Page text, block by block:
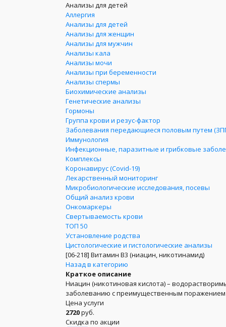
Анализы для детей
Аллергия
Анализы для детей
Анализы для женщин
Анализы для мужчин
Анализы кала
Анализы мочи
Анализы при беременности
Анализы спермы
Биохимические анализы
Генетические анализы
Гормоны
Группа крови и резус-фактор
Заболевания передающиеся половым путем
Иммунология
Инфекционные, паразитные и грибковые
Комплексы
Коронавирус (Covid-19)
Лекарственный мониторинг
Микробиологические исследования, посевы
Общий анализ крови
Онкомаркеры
Свертываемость крови
ТОП 50
Установление родства
Цистологические и гистологические анализы
[06-218] Витамин B3 (ниацин, никотинамид)
Назад в категорию
Краткое описание
Ниацин (никотиновая кислота) –
заболеванию с преимущественным
Цена услуги
2720руб.
Скидка по акции